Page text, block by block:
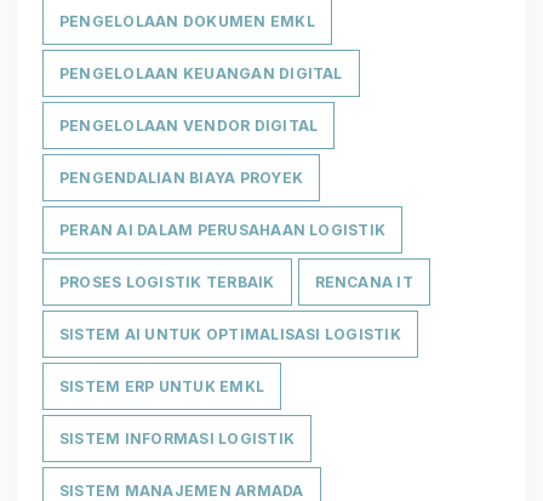
PENGELOLAAN DOKUMEN EMKL
PENGELOLAAN KEUANGAN DIGITAL
PENGELOLAAN VENDOR DIGITAL
PENGENDALIAN BIAYA PROYEK
PERAN AI DALAM PERUSAHAAN LOGISTIK
PROSES LOGISTIK TERBAIK RENCANA IT
SISTEM AI UNTUK OPTIMALISASI LOGISTIK
SISTEM ERP UNTUK EMKL
SISTEM INFORMASI LOGISTIK
SISTEM MANAJEMEN ARMADA